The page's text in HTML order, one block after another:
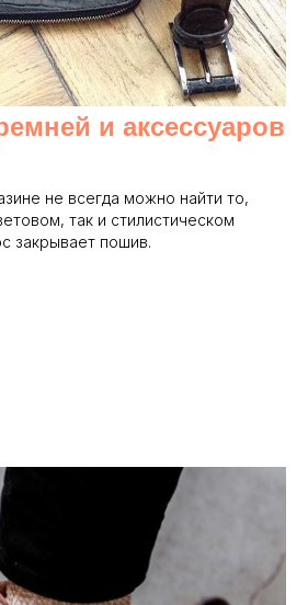
и аксессуаров
не всегда можно найти то,
так и стилистическом
закрывает пошив.